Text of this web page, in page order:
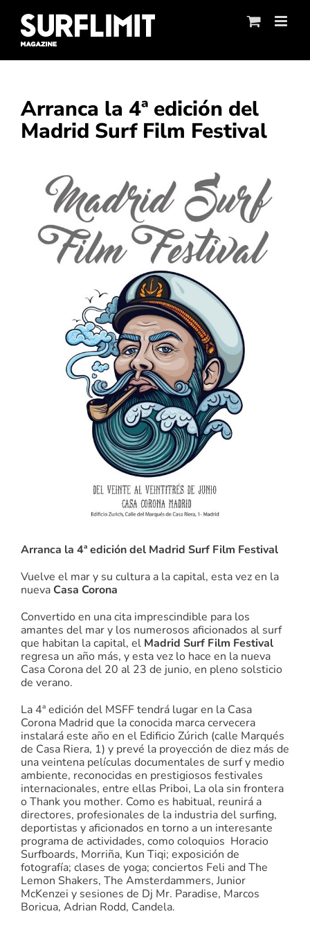
content
Arranca la 4ª edición del
Madrid Surf Film Festival
imagen
grande
Arranca la 4ª edición del Madrid Surf Film Festival
Vuelve el mar y su cultura a la capital, esta vez en la
nueva Casa Corona
Convertido en una cita imprescindible para los
amantes del mar y los numerosos aficionados al surf
que habitan la capital, el Madrid Surf Film Festival
regresa un año más, y esta vez lo hace en la nueva
Casa Corona del 20 al 23 de junio, en pleno solsticio
de verano.
La 4ª edición del MSFF tendrá lugar en la Casa
Corona Madrid que la conocida marca cervecera
instalará este año en el Edificio Zúrich (calle Marqués
de Casa Riera, 1) y prevé la proyección de diez más de
una veintena películas documentales de surf y medio
ambiente, reconocidas en prestigiosos festivales
internacionales, entre ellas Priboi, La ola sin frontera
o Thank you mother. Como es habitual, reunirá a
directores, profesionales de la industria del surfing,
deportistas y aficionados en torno a un interesante
programa de actividades, como coloquios Horacio
Surfboards, Morriña, Kun Tiqi; exposición de
fotografía; clases de yoga; conciertos Feli and The
Lemon Shakers, The Amsterdammers, Junior
McKenzei y sesiones de Dj Mr. Paradise, Marcos
Boricua, Adrian Rodd, Candela.